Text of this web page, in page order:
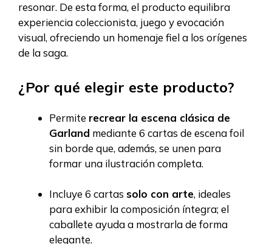
resonar. De esta forma, el producto equilibra
experiencia coleccionista, juego y evocación
visual, ofreciendo un homenaje fiel a los orígenes
de la saga.
¿Por qué elegir este producto?
Permite recrear la escena clásica de
Garland mediante 6 cartas de escena foil
sin borde que, además, se unen para
formar una ilustración completa.
Incluye 6 cartas solo con arte, ideales
para exhibir la composición íntegra; el
caballete ayuda a mostrarla de forma
elegante.